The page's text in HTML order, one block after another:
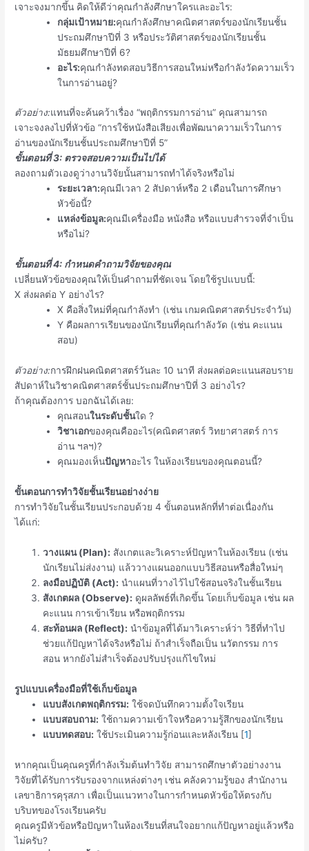
เจาะจงมากขึ้น คิดให้ดีว่าคุณกำลังศึกษาใครและอะไร:
กลุ่มเป้าหมาย:คุณกำลังศึกษาคณิตศาสตร์ของนักเรียนชั้น
ประถมศึกษาปีที่ 3 หรือประวัติศาสตร์ของนักเรียนชั้น
มัธยมศึกษาปีที่ 6?
อะไร:คุณกำลังทดสอบวิธีการสอนใหม่หรือกำลังวัดความเร็ว
ในการอ่านอยู่?
ตัวอย่าง:แทนที่จะค้นคว้าเรื่อง “พฤติกรรมการอ่าน” คุณสามารถ
เจาะจงลงไปที่หัวข้อ “การใช้หนังสือเสียงเพื่อพัฒนาความเร็วในการ
อ่านของนักเรียนชั้นประถมศึกษาปีที่ 5”
ขั้นตอนที่ 3: ตรวจสอบความเป็นไปได้
ลองถามตัวเองดูว่างานวิจัยนั้นสามารถทำได้จริงหรือไม่
ระยะเวลา:คุณมีเวลา 2 สัปดาห์หรือ 2 เดือนในการศึกษา
หัวข้อนี้?
แหล่งข้อมูล:คุณมีเครื่องมือ หนังสือ หรือแบบสำรวจที่จำเป็น
หรือไม่?
ขั้นตอนที่ 4: กำหนดคำถามวิจัยของคุณ
เปลี่ยนหัวข้อของคุณให้เป็นคำถามที่ชัดเจน โดยใช้รูปแบบนี้:
X ส่งผลต่อ Y อย่างไร?
X คือสิ่งใหม่ที่คุณกำลังทำ (เช่น เกมคณิตศาสตร์ประจำวัน)
Y คือผลการเรียนของนักเรียนที่คุณกำลังวัด (เช่น คะแนน
สอบ)
ตัวอย่าง:การฝึกฝนคณิตศาสตร์วันละ 10 นาที ส่งผลต่อคะแนนสอบราย
สัปดาห์ในวิชาคณิตศาสตร์ชั้นประถมศึกษาปีที่ 3 อย่างไร?
ถ้าคุณต้องการ บอกฉันได้เลย:
คุณสอนในระดับชั้นใด ?
วิชาเอกของคุณคืออะไร(คณิตศาสตร์ วิทยาศาสตร์ การ
อ่าน ฯลฯ)?
คุณมองเห็นปัญหาอะไร ในห้องเรียนของคุณตอนนี้?
ขั้นตอนการทำวิจัยชั้นเรียนอย่างง่าย
การทำวิจัยในชั้นเรียนประกอบด้วย 4 ขั้นตอนหลักที่ทำต่อเนื่องกัน
ได้แก่:
วางแผน (Plan): สังเกตและวิเคราะห์ปัญหาในห้องเรียน (เช่น
นักเรียนไม่ส่งงาน) แล้ววางแผนออกแบบวิธีสอนหรือสื่อใหม่ๆ
ลงมือปฏิบัติ (Act): นำแผนที่วางไว้ไปใช้สอนจริงในชั้นเรียน
สังเกตผล (Observe): ดูผลลัพธ์ที่เกิดขึ้น โดยเก็บข้อมูล เช่น ผล
คะแนน การเข้าเรียน หรือพฤติกรรม
สะท้อนผล (Reflect): นำข้อมูลที่ได้มาวิเคราะห์ว่า วิธีที่ทำไป
ช่วยแก้ปัญหาได้จริงหรือไม่ ถ้าสำเร็จถือเป็น นวัตกรรม การ
สอน หากยังไม่สำเร็จต้องปรับปรุงแก้ไขใหม่
รูปแบบเครื่องมือที่ใช้เก็บข้อมูล
แบบสังเกตพฤติกรรม: ใช้จดบันทึกความตั้งใจเรียน
แบบสอบถาม: ใช้ถามความเข้าใจหรือความรู้สึกของนักเรียน
แบบทดสอบ: ใช้ประเมินความรู้ก่อนและหลังเรียน [1]
หากคุณเป็นคุณครูที่กำลังเริ่มต้นทำวิจัย สามารถศึกษาตัวอย่างงาน
วิจัยที่ได้รับการรับรองจากแหล่งต่างๆ เช่น คลังความรู้ของ สำนักงาน
เลขาธิการคุรุสภา เพื่อเป็นแนวทางในการกำหนดหัวข้อให้ตรงกับ
บริบทของโรงเรียนครับ
คุณครูมีหัวข้อหรือปัญหาในห้องเรียนที่สนใจอยากแก้ปัญหาอยู่แล้วหรือ
ไม่ครับ?